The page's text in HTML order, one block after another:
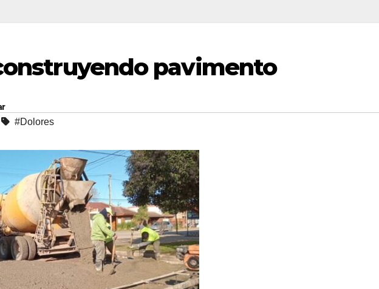
pavimento
#Dolores